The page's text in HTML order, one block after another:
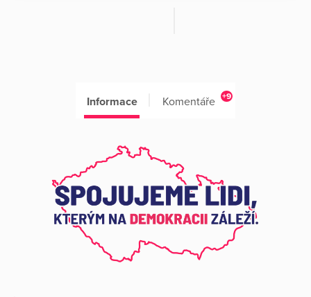
Informace Komentáře +9